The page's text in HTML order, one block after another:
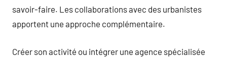
savoir-faire. Les collaborations avec des urbanistes
apportent une approche complémentaire.
Créer son activité ou intégrer une agence spécialisée